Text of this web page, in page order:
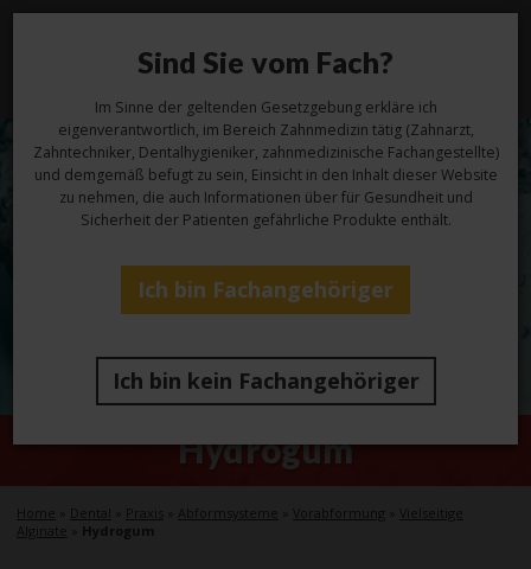
Hydrogum
Home Dental Praxis Abformsysteme Vorabformung
Vielseitige
Alginate
Hydrogum
Sind Sie vom Fach?
Im Sinne der geltenden Gesetzgebung erkläre ich
eigenverantwortlich, im Bereich Zahnmedizin tätig (Zahnarzt,
Zahntechniker, Dentalhygieniker, zahnmedizinische Fachangestellte)
und demgemäß befugt zu sein, Einsicht in den Inhalt dieser Website
zu nehmen, die auch Informationen über für Gesundheit und
Sicherheit der Patienten gefährliche Produkte enthält.
Ich bin Fachangehöriger
Ich bin kein Fachangehöriger